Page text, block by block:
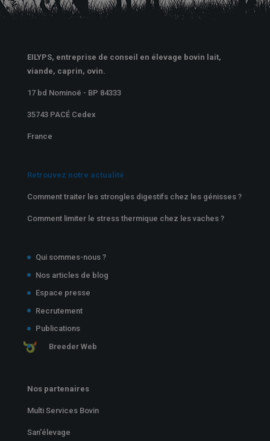
EILYPS, entreprise de conseil en élevage bovin lait,
viande, caprin, ovin.
17 bd Nominoë - BP 84333
35743 PACÉ Cedex
France
Retrouvez notre actualité
Comment traiter les strongles digestifs chez les génisses ?
Comment limiter le stress thermique chez les vaches ?
Qui sommes-nous ?
Nos articles de blog
Espace presse
Recrutement
Publications
Breeder Web
Nos partenaires
Multi Services Bovin
San'élevage